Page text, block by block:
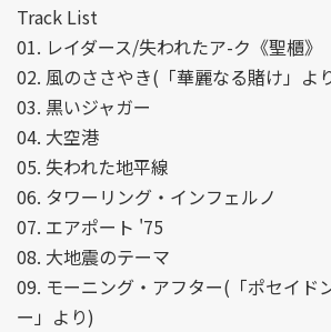
Track List
01. レイダース/失われたア-ク《聖櫃》
02. 風のささやき(「華麗なる賭け」よ
03. 黒いジャガー
04. 大空港
05. 失われた地平線
06. タワーリング・インフェルノ
07. エアポート '75
08. 大地震のテーマ
09. モーニング・アフター(「ポセイド
ー」より)